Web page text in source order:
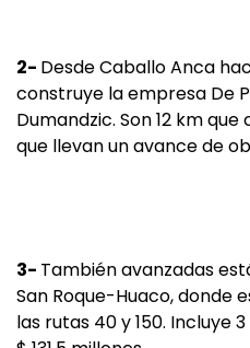
2- Desde Caballo Anca
construye la empresa De
Dumandzic. Son 12 km
que llevan un avance de
3- También avanzadas
San Roque-Huaco, donde
las rutas 40 y 150. Incluye